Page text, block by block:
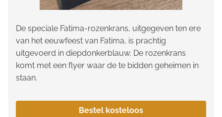
De speciale Fatima-rozenkrans, uitgegeven ten ere
van het eeuwfeest van Fatima, is prachtig
uitgevoerd in diepdonkerblauw. De rozenkrans
komt met een flyer waar de te bidden geheimen in
staan.
Bestel kosteloos